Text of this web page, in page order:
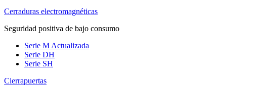
Cerraduras electromagnéticas
Seguridad positiva de bajo consumo
Serie M Actualizada
Serie DH
Serie SH
Cierrapuertas